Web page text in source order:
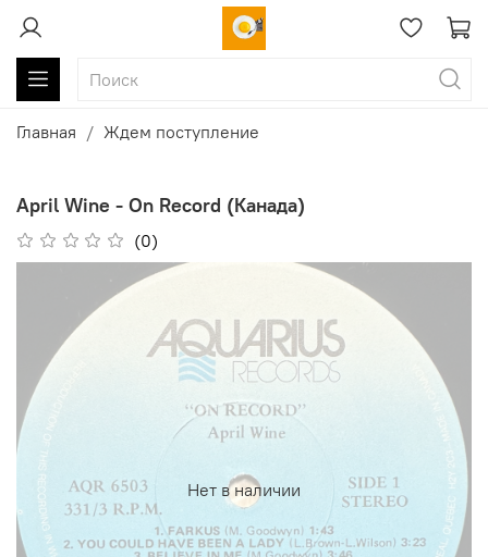
Главная Ждем поступление
April Wine - On Record (Канада)
(0)
Нет в наличии